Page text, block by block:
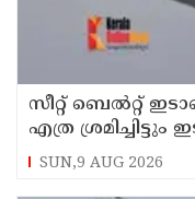
സീറ്റ് ബെല്‍റ്റ്
എത്ര ശ്രമിച്ചിട്ടും
വിമാനം റദ്ദാക്കി
SUN,9 AUG 2026